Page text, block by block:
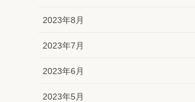
2023年8月
2023年7月
2023年6月
2023年5月